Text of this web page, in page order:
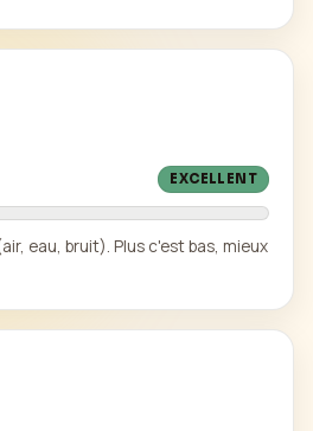
EXCELLENT
eau, bruit). Plus c'est bas, mieux